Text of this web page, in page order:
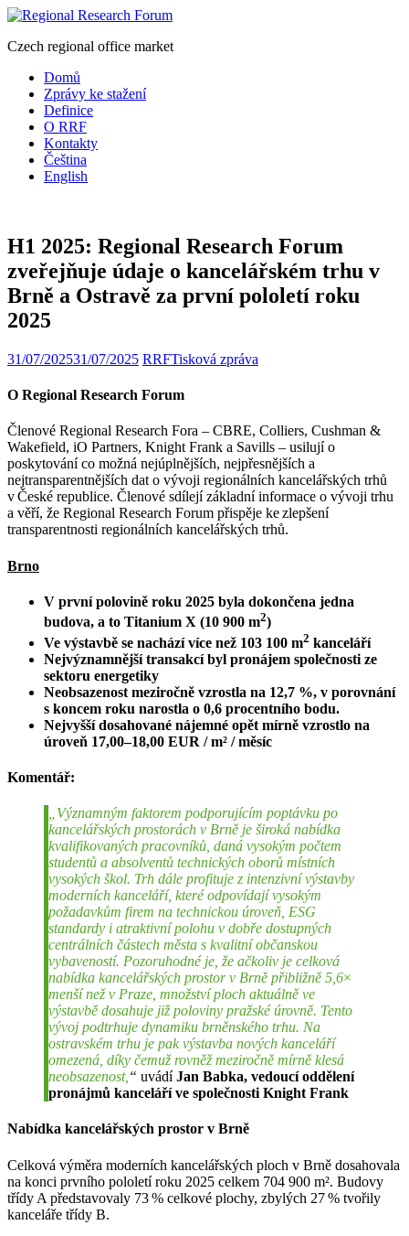
Czech regional office market
Domů
Zprávy ke stažení
Definice
O RRF
Kontakty
Čeština
English
H1 2025: Regional Research Forum
zveřejňuje údaje o kancelářském trhu v
Brně a Ostravě za první pololetí roku
2025
31/07/202531/07/2025 RRFTisková zpráva
O Regional Research Forum
Členové Regional Research Fora – CBRE, Colliers, Cushman &
Wakefield, iO Partners, Knight Frank a Savills – usilují o
poskytování co možná nejúplnějších, nejpřesnějších a
nejtransparentnějších dat o vývoji regionálních kancelářských trhů
v České republice. Členové sdílejí základní informace o vývoji trhu
a věří, že Regional Research Forum přispěje ke zlepšení
transparentnosti regionálních kancelářských trhů.
Brno
V první polovině roku 2025 byla dokončena jedna
budova, a to Titanium X (10 900 m2)
Ve výstavbě se nachází více než 103 100 m2 kanceláří
Nejvýznamnější transakcí byl pronájem společnosti ze
sektoru energetiky
Neobsazenost meziročně vzrostla na 12,7 %, v porovnání
s koncem roku narostla o 0,6 procentního bodu.
Nejvyšší dosahované nájemné opět mírně vzrostlo na
úroveň 17,00–18,00 EUR / m² / měsíc
Komentář:
„Významným faktorem podporujícím poptávku po
kancelářských prostorách v Brně je široká nabídka
kvalifikovaných pracovníků, daná vysokým počtem
studentů a absolventů technických oborů místních
vysokých škol. Trh dále profituje z intenzivní výstavby
moderních kanceláří, které odpovídají vysokým
požadavkům firem na technickou úroveň, ESG
standardy i atraktivní polohu v dobře dostupných
centrálních částech města s kvalitní občanskou
vybaveností. Pozoruhodné je, že ačkoliv je celková
nabídka kancelářských prostor v Brně přibližně 5,6×
menší než v Praze, množství ploch aktuálně ve
výstavbě dosahuje již poloviny pražské úrovně. Tento
vývoj podtrhuje dynamiku brněnského trhu. Na
ostravském trhu je pak výstavba nových kanceláří
omezená, díky čemuž rovněž meziročně mírně klesá
neobsazenost, “ uvádíJan Babka, vedoucí oddělení
pronájmů kanceláří ve společnosti Knight Frank
Nabídka kancelářských prostor v Brně
Celková výměra moderních kancelářských ploch v Brně dosahovala
na konci prvního pololetí roku 2025 celkem 704 900 m². Budovy
třídy A představovaly 73 % celkové plochy, zbylých 27 % tvořily
kanceláře třídy B.